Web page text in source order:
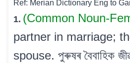
Ref: Merian Dictionary Eng to
1. (Common Noun-
partner in marriage;
spouse. পুৰুষৰ বৈবাহিক